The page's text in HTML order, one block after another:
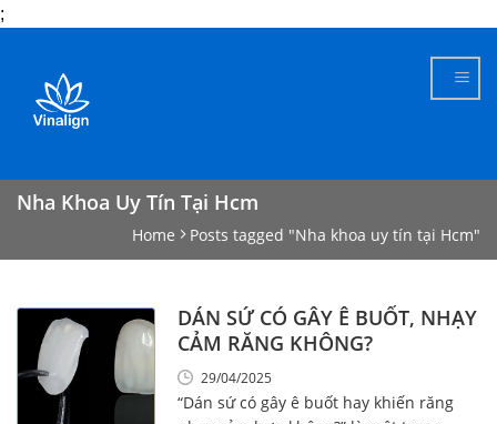
;
content
Nha Khoa Uy Tín Tại Hcm
Home Posts tagged "Nha khoa uy tín tại Hcm"
DÁN SỨ CÓ GÂY Ê BUỐT, NHẠY
CẢM RĂNG KHÔNG?
29/04/2025
“Dán sứ có gây ê buốt hay khiến răng